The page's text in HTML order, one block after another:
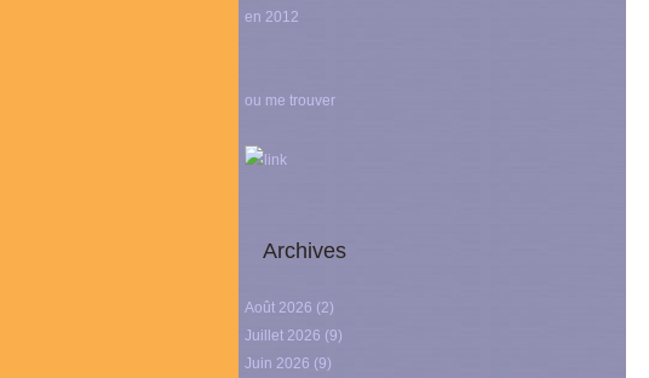
en 2012
ou me trouver
link
Archives
Août 2026 (2)
Juillet 2026 (9)
Juin 2026 (9)